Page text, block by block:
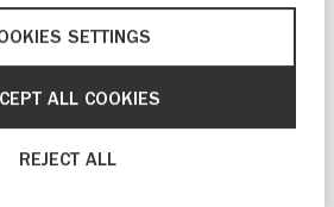
officieel een bromfiets, maar
je moet dus
crossmotor, maar heeft
wettelijk verplicht waren,
SETTINGS
REJECT ALL
ALL COOKIES